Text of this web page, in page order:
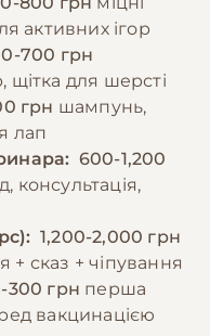
активних ігор
700 грн
щітка для шерсті
грн шампунь,
лап
600-1,200
консультація,
1,200-2,000 грн
+ сказ + чіпування
300 грн перша
вакцинацією